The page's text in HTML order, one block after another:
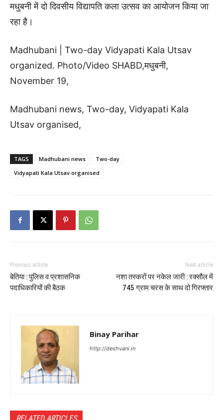
मधुबनी में दो दिवसीय विद्यापति कला उत्सव का आयोजन किया जा
रहा है।
Madhubani | Two-day Vidyapati Kala Utsav
organized. Photo/Video SHABD,मधुबनी,
November 19,
Madhubani news, Two-day, Vidyapati Kala
Utsav organised,
TAGS Madhubani news
Two-day
Vidyapati Kala Utsav organised
Previous article
बेतिया : पुलिस व प्रशासनिक
पदाधिकारियों की बैठक
Next article
नशा तस्करों पर नकेल जारी : रक्सौल में
745 ग्राम चरस के साथ दो गिरफ्तार
Binay Parihar
http://deshvani.in